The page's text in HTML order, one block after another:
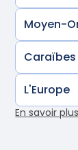
Moyen-
L'Europe
En savoir